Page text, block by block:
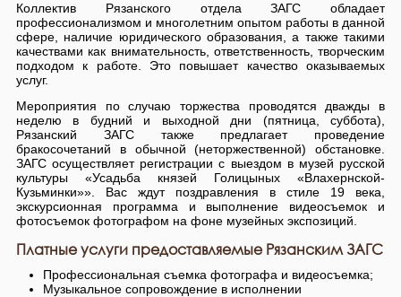
Коллектив Рязанского отдела ЗАГС обладает
профессионализмом и многолетним опытом работы в данной
сфере, наличие юридического образования, а также такими
качествами как внимательность, ответственность, творческим
подходом к работе. Это повышает качество оказываемых
услуг.
Мероприятия по случаю торжества проводятся дважды в
неделю в будний и выходной дни (пятница, суббота),
Рязанский ЗАГС также предлагает проведение
бракосочетаний в обычной (неторжественной) обстановке.
ЗАГС осуществляет регистрации с выездом в музей русской
культуры «Усадьба князей Голицыных «Влахернской-
Кузьминки»». Вас ждут поздравления в стиле 19 века,
экскурсионная программа и выполнение видеосъемок и
фотосъемок фотографом на фоне музейных экспозиций.
Платные услуги предоставляемые Рязанским ЗАГС
Профессиональная съемка фотографа и видеосъемка;
Музыкальное сопровождение в исполнении